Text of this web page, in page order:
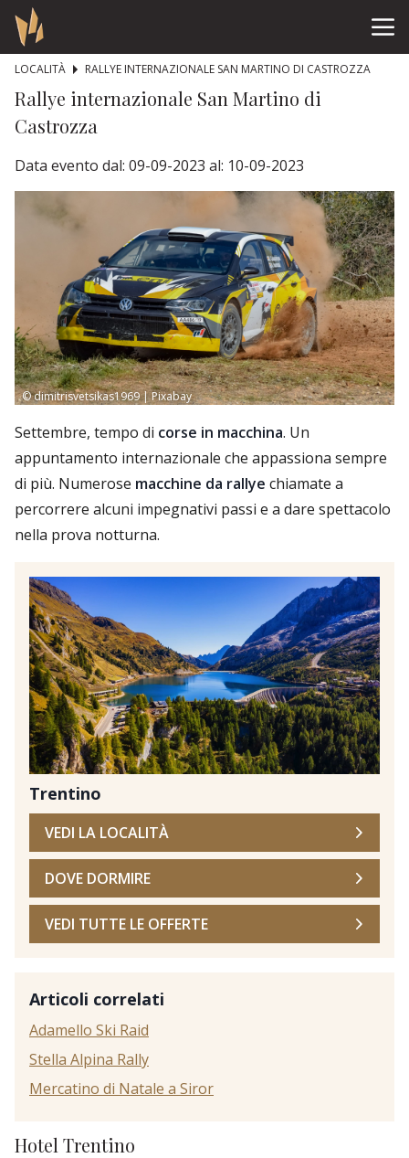
LOCALITÀ RALLYE INTERNAZIONALE SAN MARTINO DI CASTROZZA
Rallye internazionale San Martino di
Castrozza
Data evento dal: 09-09-2023 al: 10-09-2023
© dimitrisvetsikas1969 | Pixabay
Settembre, tempo di corse in macchina. Un
appuntamento internazionale che appassiona sempre
di più. Numerose macchine da rallye chiamate a
percorrere alcuni impegnativi passi e a dare spettacolo
nella prova notturna.
Trentino
VEDI LA LOCALITÀ
DOVE DORMIRE
VEDI TUTTE LE OFFERTE
Articoli correlati
Adamello Ski Raid
Stella Alpina Rally
Mercatino di Natale a Siror
Hotel Trentino